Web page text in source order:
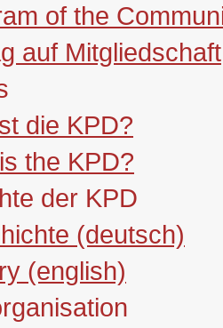
of the
auf Mitgliedschaft
die KPD?
the KPD?
der KPD
(deutsch)
(english)